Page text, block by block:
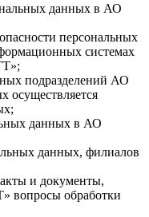
данных в АО
персональных
системах
подразделений АО
осуществляется
данных в АО
данных, филиалов
и документы,
вопросы обработки